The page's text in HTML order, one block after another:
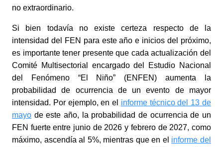
no extraordinario.
Si bien todavía no existe certeza respecto de la
intensidad del FEN para este año e inicios del próximo,
es importante tener presente que cada actualización del
Comité Multisectorial encargado del Estudio Nacional
del Fenómeno “El Niño” (ENFEN) aumenta la
probabilidad de ocurrencia de un evento de mayor
intensidad. Por ejemplo, en el informe técnico del 13 de
mayo de este año, la probabilidad de ocurrencia de un
FEN fuerte entre junio de 2026 y febrero de 2027, como
máximo, ascendía al 5%, mientras que en el informe del